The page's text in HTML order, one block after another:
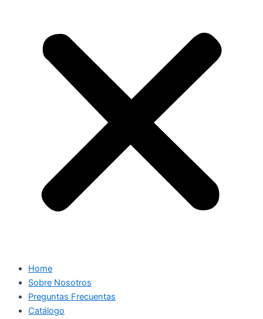
Home
Sobre Nosotros
Preguntas Frecuentas
Catálogo